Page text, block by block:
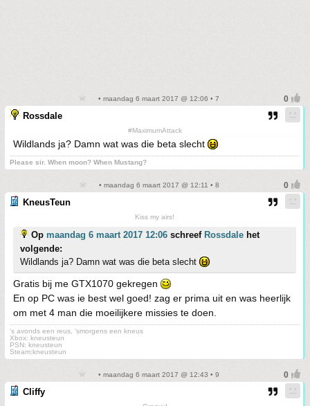
• maandag 6 maart 2017 @ 12:06 • 7
Rossdale
#MaximumAttack
Wildlands ja? Damn wat was die beta slecht
Please sir. When moon? When Mustang?
• maandag 6 maart 2017 @ 12:11 • 8
KneusTeun
Kiss my airs!
Op maandag 6 maart 2017 12:06 schreef Rossdale het
volgende:
Wildlands ja? Damn wat was die beta slecht
Gratis bij me GTX1070 gekregen
En op PC was ie best wel goed! zag er prima uit en was heerlijk
om met 4 man die moeilijkere missies te doen.
's avonds een reus, 'smorgens een kneus
Xbox: kneusteun
PSN: kneusteun
Steam:kneusteun
• maandag 6 maart 2017 @ 12:43 • 9
Cliffy